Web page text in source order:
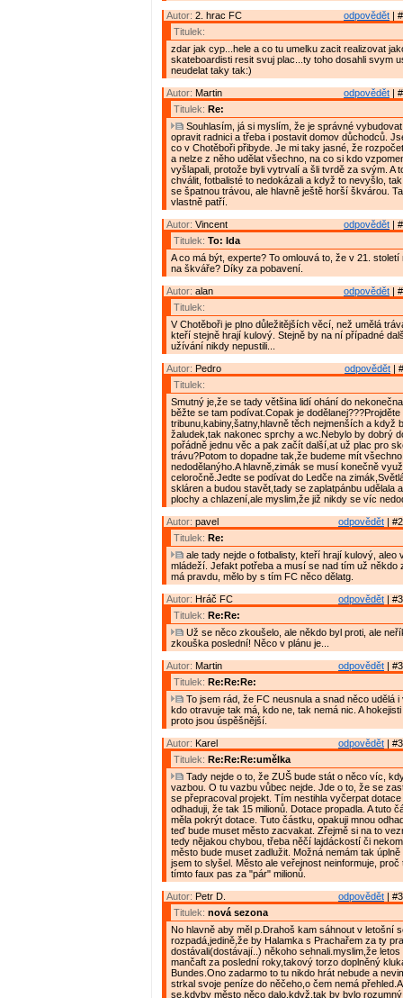
odpovědět |
Autor: 2. hrac FC
Titulek:
zdar jak cyp...hele a co tu umelku zacit realizovat
skateboardisti resit svuj plac...ty toho dosahli svym
neudelat taky tak:)
odpovědět |
Autor: Martin
Titulek: Re:
Souhlasím, já si myslím, že je správné
opravit radnici a třeba i postavit domov důchodců.
co v Chotěboři přibyde. Je mi taky jasné, že
a nelze z něho udělat všechno, na co si kdo
vyšlapali, protože byli vytrvalí a šli tvrdě za svým. A
chválit, fotbalisté to nedokázali a když to nevyšlo,
se špatnou trávou, ale hlavně ještě horší škvárou.
vlastně patří.
odpovědět |
Autor: Vincent
Titulek: To: Ida
A co má být, experte? To omlouvá to, že v 21. století
na škváře? Díky za pobavení.
odpovědět |
Autor: alan
Titulek:
V Chotěboři je plno důležitějších věcí, než umělá
kteří stejně hrají kulový. Stejně by na ní případné
užívání nikdy nepustili...
odpovědět |
Autor: Pedro
Titulek:
Smutný je,že se tady většina lidí ohání do
běžte se tam podívat.Copak je dodělanej???Projděte
tribunu,kabiny,šatny,hlavně těch nejmenších a když
žaludek,tak nakonec sprchy a wc.Nebylo by dobrý
pořádně jednu věc a pak začít další,at už plac pro
trávu?Potom to dopadne tak,že budeme mít
nedodělanýho.A hlavně,zimák se musí konečně
celoročně.Jedte se podívat do Ledče na
skláren a budou stavět,tady se zaplatpánbu udělala
plochy a chlazení,ale myslim,že již nikdy se víc
odpovědět |
Autor: pavel
Titulek: Re:
ale tady nejde o fotbalisty, kteří hrají kulový, aleo
mládeží. Jefakt potřeba a musí se nad tím už někdo
má pravdu, mělo by s tím FC něco dělatg.
odpovědět |
Autor: Hráč FC
Titulek: Re:Re:
Už se něco zkoušelo, ale někdo byl proti, ale
zkouška poslední! Něco v plánu je...
odpovědět |
Autor: Martin
Titulek: Re:Re:Re:
To jsem rád, že FC neusnula a snad něco udělá i
kdo otravuje tak má, kdo ne, tak nemá nic. A
proto jsou úspěšnější.
odpovědět |
Autor: Karel
Titulek: Re:Re:Re:umělka
Tady nejde o to, že ZUŠ bude stát o něco víc,
vazbou. O tu vazbu vůbec nejde. Jde o to, že se
se přepracoval projekt. Tím nestihla vyčerpat
odhaduji, že tak 15 milionů. Dotace propadla. A tuto
měla pokrýt dotace. Tuto částku, opakuji mnou
teď bude muset město zacvakat. Zřejmě si na to
tedy nějakou chybou, třeba něčí lajdáckostí či
město bude muset zadlužit. Možná nemám tak
jsem to slyšel. Město ale veřejnost neinformuje, proč
tímto faux pas za "pár" milionů.
odpovědět |
Autor: Petr D.
Titulek: nová sezona
No hlavně aby měl p.Drahoš kam sáhnout v letošní
rozpadá,jedině,že by Halamka s Prachařem za ty
dostávali(dostávají..) někoho sehnali.myslim,že
mančaft za poslední roky,takový torzo doplněný
Bundes.Ono zadarmo to tu nikdo hrát nebude a
strkal svoje peníze do něčeho,o čem nemá
se,kdyby město něco dalo,když,tak by bylo rozumný